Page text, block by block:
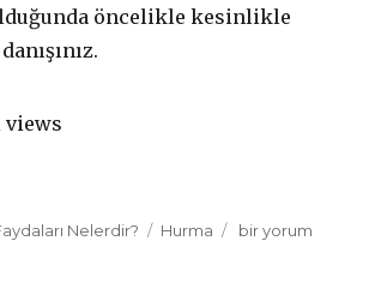
öncelikle kesinlikle
views
Nelerdir? Etiketler
Hurma
Hurmanın
bir yorum